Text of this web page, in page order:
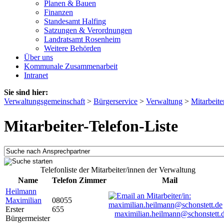
Planen & Bauen
Finanzen
Standesamt Halfing
Satzungen & Verordnungen
Landratsamt Rosenheim
Weitere Behörden
Über uns
Kommunale Zusammenarbeit
Intranet
Sie sind hier:
Verwaltungsgemeinschaft > Bürgerservice > Verwaltung >
Mitarbeiter-Telefon-Liste
Telefonliste der Mitarbeiter/innen der Verwaltung
Name
Telefon Zimmer
Mail
Heilmann
Maximilian
Erster
Bürgermeister
08055
655